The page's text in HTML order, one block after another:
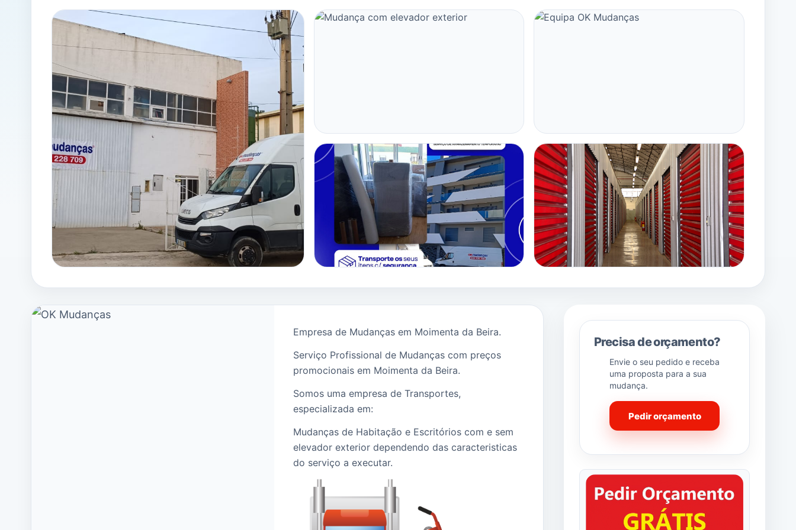
Empresa de Mudanças em Moimenta da Beira.
Serviço Profissional de Mudanças com preços
promocionais em Moimenta da Beira.
Somos uma empresa de Transportes,
especializada em:
Mudanças de Habitação e Escritórios com e sem
elevador exterior dependendo das caracteristicas
do serviço a executar.
Precisa de orçamento?
Envie o seu pedido e receba
uma proposta para a sua
mudança.
Pedir orçamento